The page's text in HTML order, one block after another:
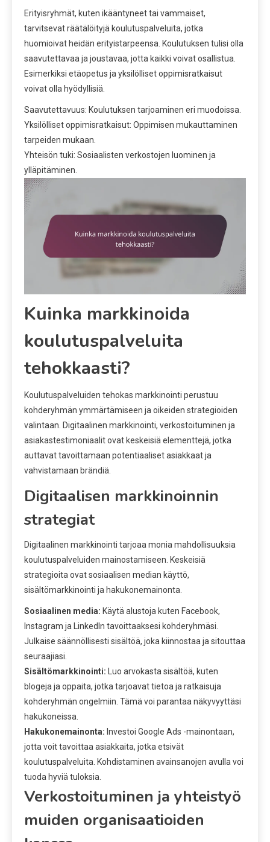
Erityisryhmät, kuten ikääntyneet tai vammaiset,
tarvitsevat räätälöityjä koulutuspalveluita, jotka
huomioivat heidän erityistarpeensa. Koulutuksen tulisi olla
saavutettavaa ja joustavaa, jotta kaikki voivat osallistua.
Esimerkiksi etäopetus ja yksilölliset oppimisratkaisut
voivat olla hyödyllisiä.
Saavutettavuus: Koulutuksen tarjoaminen eri muodoissa.
Yksilölliset oppimisratkaisut: Oppimisen mukauttaminen
tarpeiden mukaan.
Yhteisön tuki: Sosiaalisten verkostojen luominen ja
ylläpitäminen.
Kuinka markkinoida
koulutuspalveluita
tehokkaasti?
Koulutuspalveluiden tehokas markkinointi perustuu
kohderyhmän ymmärtämiseen ja oikeiden strategioiden
valintaan. Digitaalinen markkinointi, verkostoituminen ja
asiakastestimoniaalit ovat keskeisiä elementtejä, jotka
auttavat tavoittamaan potentiaaliset asiakkaat ja
vahvistamaan brändiä.
Digitaalisen markkinoinnin
strategiat
Digitaalinen markkinointi tarjoaa monia mahdollisuuksia
koulutuspalveluiden mainostamiseen. Keskeisiä
strategioita ovat sosiaalisen median käyttö,
sisältömarkkinointi ja hakukonemainonta.
Sosiaalinen media: Käytä alustoja kuten Facebook,
Instagram ja LinkedIn tavoittaaksesi kohderyhmäsi.
Julkaise säännöllisesti sisältöä, joka kiinnostaa ja sitouttaa
seuraajiasi.
Sisältömarkkinointi: Luo arvokasta sisältöä, kuten
blogeja ja oppaita, jotka tarjoavat tietoa ja ratkaisuja
kohderyhmän ongelmiin. Tämä voi parantaa näkyvyyttäsi
hakukoneissa.
Hakukonemainonta: Investoi Google Ads -mainontaan,
jotta voit tavoittaa asiakkaita, jotka etsivät
koulutuspalveluita. Kohdistaminen avainsanojen avulla voi
tuoda hyviä tuloksia.
Verkostoituminen ja yhteistyö
muiden organisaatioiden